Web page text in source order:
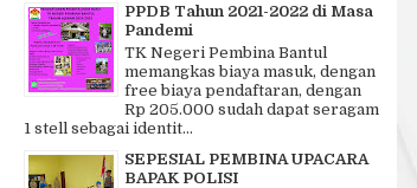
PPDB Tahun 2021-2022 di Masa
Pandemi
TK Negeri Pembina Bantul
memangkas biaya masuk, dengan
free biaya pendaftaran, dengan
Rp 205.000 sudah dapat seragam
1 stell sebagai identit...
SEPESIAL PEMBINA UPACARA
BAPAK POLISI